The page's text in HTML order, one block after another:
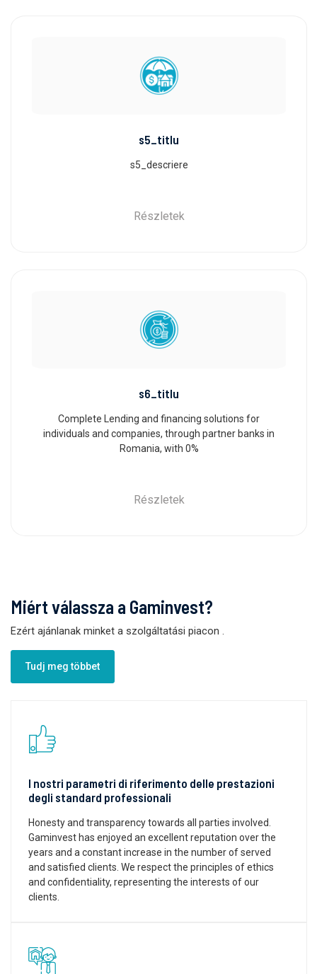
s5_titlu
s5_descriere
Részletek
s6_titlu
Complete Lending and financing solutions for
individuals and companies, through partner banks in
Romania, with 0%
Részletek
Miért válassza a Gaminvest?
Ezért ajánlanak minket a szolgáltatási piacon
Tudj meg többet
I nostri parametri di riferimento delle prestazioni
degli standard professionali
Honesty and transparency towards all parties involved.
Gaminvest has enjoyed an excellent reputation over the
years and a constant increase in the number of served
and satisfied clients. We respect the principles of ethics
and confidentiality, representing the interests of our
clients.